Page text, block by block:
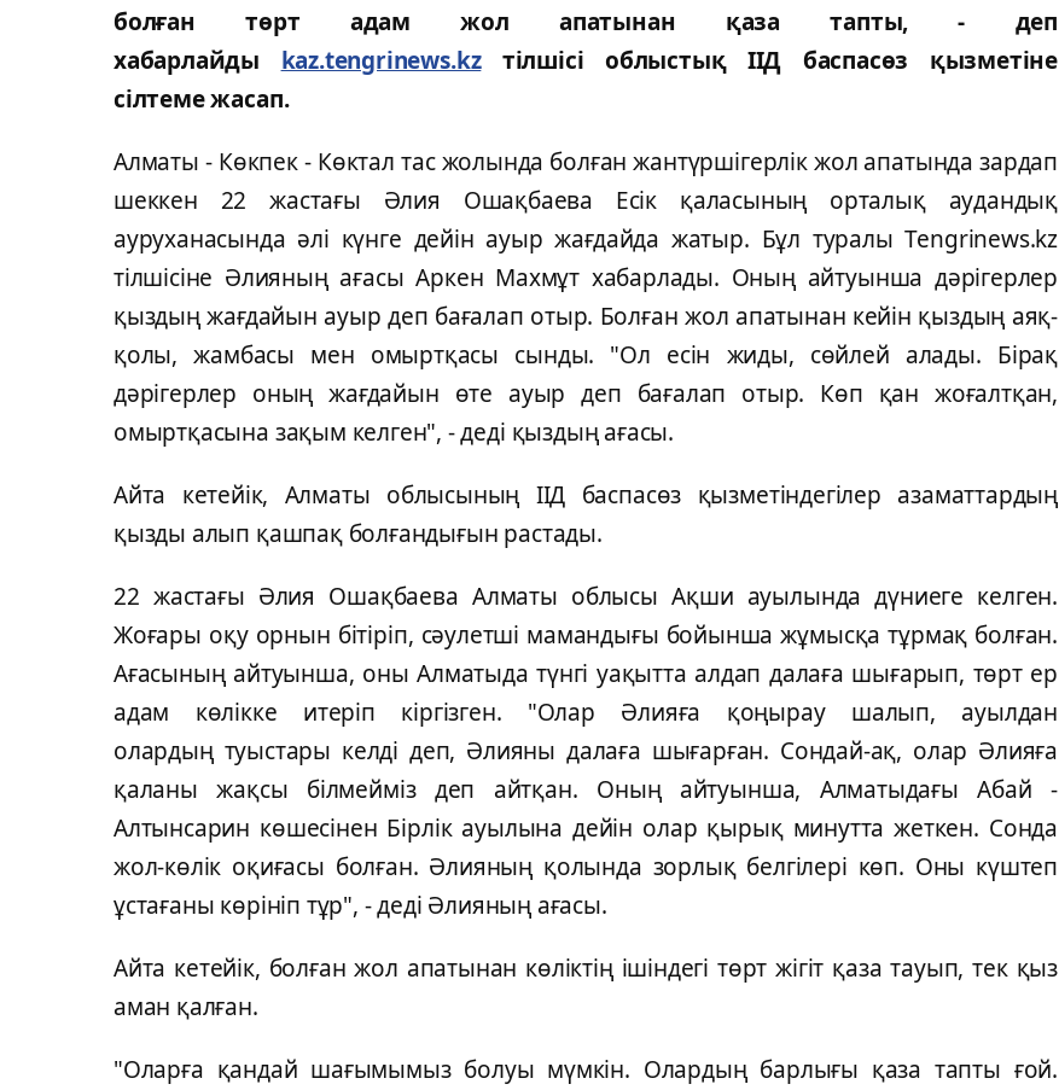
болған төрт адам жол апатынан қаза тапты, - деп
хабарлайды kaz.tengrinews.kzтілшісі облыстық ІІД баспасөз қызметіне
сілтеме жасап.
Алматы - Көкпек - Көктал тас жолында болған жантүршігерлік жол апатында зардап
шеккен 22 жастағы Әлия Ошақбаева Есік қаласының орталық аудандық
ауруханасында әлі күнге дейін ауыр жағдайда жатыр. Бұл туралы Tengrinews.kz
тілшісіне Әлияның ағасы Аркен Махмұт хабарлады. Оның айтуынша дәрігерлер
қыздың жағдайын ауыр деп бағалап отыр. Болған жол апатынан кейін қыздың аяқ-
қолы, жамбасы мен омыртқасы сынды. "Ол есін жиды, сөйлей алады. Бірақ
дәрігерлер оның жағдайын өте ауыр деп бағалап отыр. Көп қан жоғалтқан,
омыртқасына зақым келген", - деді қыздың ағасы.
Айта кетейік, Алматы облысының ІІД баспасөз қызметіндегілер азаматтардың
қызды алып қашпақ болғандығын растады.
22 жастағы Әлия Ошақбаева Алматы облысы Ақши ауылында дүниеге келген.
Жоғары оқу орнын бітіріп, сәулетші мамандығы бойынша жұмысқа тұрмақ болған.
Ағасының айтуынша, оны Алматыда түнгі уақытта алдап далаға шығарып, төрт ер
адам көлікке итеріп кіргізген. "Олар Әлияға қоңырау шалып, ауылдан
олардың туыстары келді деп, Әлияны далаға шығарған. Сондай-ақ, олар Әлияға
қаланы жақсы білмейміз деп айтқан. Оның айтуынша, Алматыдағы Абай -
Алтынсарин көшесінен Бірлік ауылына дейін олар қырық минутта жеткен. Сонда
жол-көлік оқиғасы болған. Әлияның қолында зорлық белгілері көп. Оны күштеп
ұстағаны көрініп тұр", - деді Әлияның ағасы.
Айта кетейік, болған жол апатынан көліктің ішіндегі төрт жігіт қаза тауып, тек қыз
аман қалған.
"Оларға қандай шағымымыз болуы мүмкін. Олардың барлығы қаза тапты ғой.